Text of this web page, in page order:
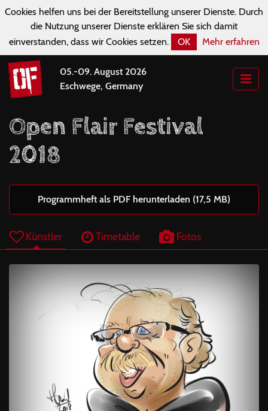
Cookies helfen uns bei der Bereitstellung unserer Dienste. Durch
die Nutzung unserer Dienste erklären Sie sich damit
einverstanden, dass wir Cookies setzen.
OK Mehr erfahren
05.-09. August 2026
Eschwege, Germany
Open Flair Festival
2018
Programmheft als PDF herunterladen (17,5 MB)
Künstler Timetable Fotos